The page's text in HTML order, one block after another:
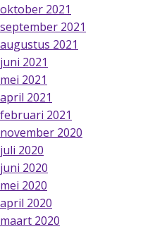
oktober 2021
september 2021
augustus 2021
juni 2021
mei 2021
april 2021
februari 2021
november 2020
juli 2020
juni 2020
mei 2020
april 2020
maart 2020